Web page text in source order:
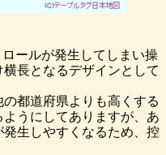
ールが発生してしまい操
長となるデザインとして
都道府県よりも高くする
うにしてありますが、あ
生しやすくなるため、控